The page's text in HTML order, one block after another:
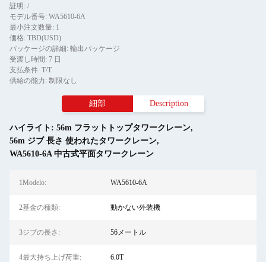
証明: /
モデル番号: WA5610-6A
最小注文数量: 1
価格: TBD(USD)
パッケージの詳細: 輸出パッケージ
受渡し時間: 7 日
支払条件: T/T
供給の能力: 制限なし
細部 Description
ハイライト: 56m フラットトップタワークレーン,
56m ジブ 長さ 使われたタワークレーン,
WA5610-6A 中古式平面タワークレーン
1Modelo: WA5610-6A
2基金の種類: 動かない外装機
3ジブの長さ: 56メートル
4最大持ち上げ荷重: 6.0T